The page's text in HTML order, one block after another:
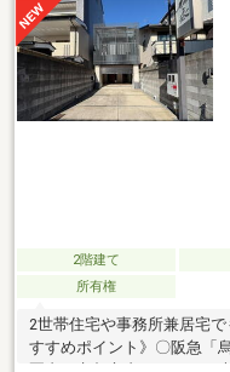
ハウスまでお気軽にお問
１２０-１２９-７８
2階建て
所有権
2世帯住宅や事務所兼居宅
すすめポイント》〇阪急「